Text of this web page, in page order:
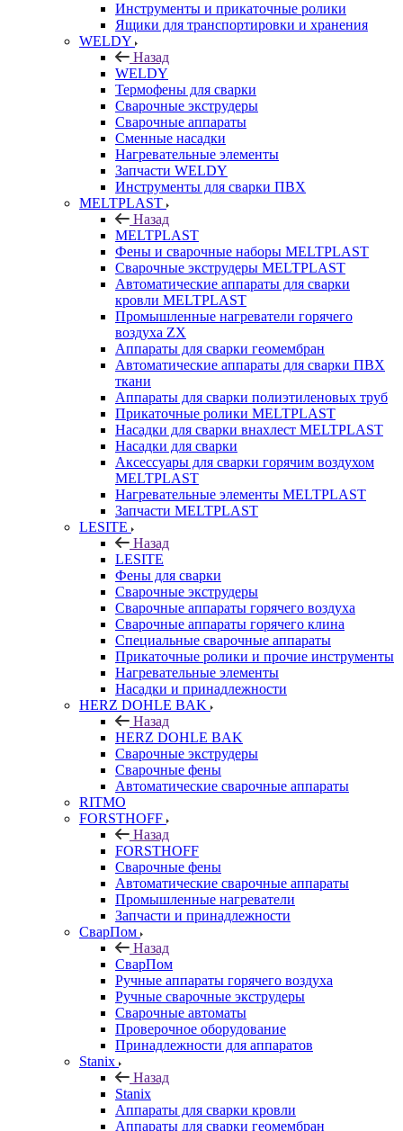
Инструменты и прикаточные ролики
Ящики для транспортировки и хранения
WELDY
Назад
WELDY
Термофены для сварки
Сварочные экструдеры
Сварочные аппараты
Сменные насадки
Нагревательные элементы
Запчасти WELDY
Инструменты для сварки ПВХ
MELTPLAST
Назад
MELTPLAST
Фены и сварочные наборы MELTPLAST
Сварочные экструдеры MELTPLAST
Автоматические аппараты для сварки
кровли MELTPLAST
Промышленные нагреватели горячего
воздуха ZX
Аппараты для сварки геомембран
Автоматические аппараты для сварки ПВХ
ткани
Аппараты для сварки полиэтиленовых труб
Прикаточные ролики MELTPLAST
Насадки для сварки внахлест MELTPLAST
Насадки для сварки
Аксессуары для сварки горячим воздухом
MELTPLAST
Нагревательные элементы MELTPLAST
Запчасти MELTPLAST
LESITE
Назад
LESITE
Фены для сварки
Сварочные экструдеры
Сварочные аппараты горячего воздуха
Сварочные аппараты горячего клина
Специальные сварочные аппараты
Прикаточные ролики и прочие инструменты
Нагревательные элементы
Насадки и принадлежности
HERZ DOHLE BAK
Назад
HERZ DOHLE BAK
Сварочные экструдеры
Сварочные фены
Автоматические сварочные аппараты
RITMO
FORSTHOFF
Назад
FORSTHOFF
Сварочные фены
Автоматические сварочные аппараты
Промышленные нагреватели
Запчасти и принадлежности
СварПом
Назад
СварПом
Ручные аппараты горячего воздуха
Ручные сварочные экструдеры
Сварочные автоматы
Проверочное оборудование
Принадлежности для аппаратов
Stanix
Назад
Stanix
Аппараты для сварки кровли
Аппараты для сварки геомембран